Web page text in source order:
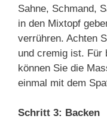
Sahne, Schmand,
in den Mixtopf
verrühren. Achten
und cremig ist. Für
können Sie die
einmal mit dem
Schritt 3: Backen